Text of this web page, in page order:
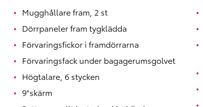
Mugghållare fram, 2 st
Dörrpaneler fram tygklädda
Förvaringsfickor i framdörrarna
Förvaringsfack under bagagerumsgolvet
Högtalare, 6 stycken
9"skärm